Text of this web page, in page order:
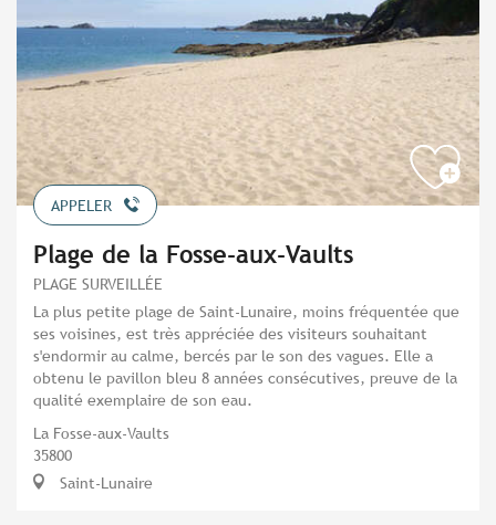
APPELER
Plage de la Fosse-aux-Vaults
PLAGE SURVEILLÉE
La plus petite plage de Saint-Lunaire, moins fréquentée que
ses voisines, est très appréciée des visiteurs souhaitant
s'endormir au calme, bercés par le son des vagues. Elle a
obtenu le pavillon bleu 8 années consécutives, preuve de la
qualité exemplaire de son eau.
La Fosse-aux-Vaults
35800
Saint-Lunaire